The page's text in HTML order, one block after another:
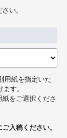
い。
用紙を指定いた
す。
をご選択くださ
入稿ください。